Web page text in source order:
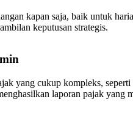
kapan saja, baik untuk
keputusan strategis.
yang cukup kompleks,
laporan pajak